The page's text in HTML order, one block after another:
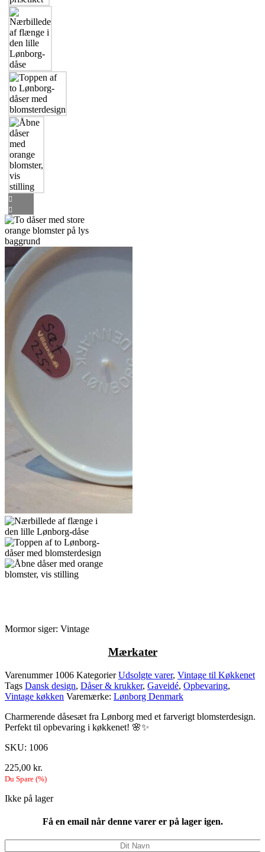
Mormor siger: Vintage
Mærkater
Varenummer 1006 Kategorier Udsolgte varer, Vintage til Køkkenet
Tags Dansk design, Dåser & krukker, Gaveidé, Opbevaring,
Vintage køkken Varemærke: Lønborg Denmark
Charmerende dåsesæt fra Lønborg med et farverigt blomsterdesign.
Perfekt til opbevaring i køkkenet! 🌸✨
SKU: 1006
225,00 kr.
Du Spare (%)
Ikke på lager
Få en email når denne varer er på lager igen.